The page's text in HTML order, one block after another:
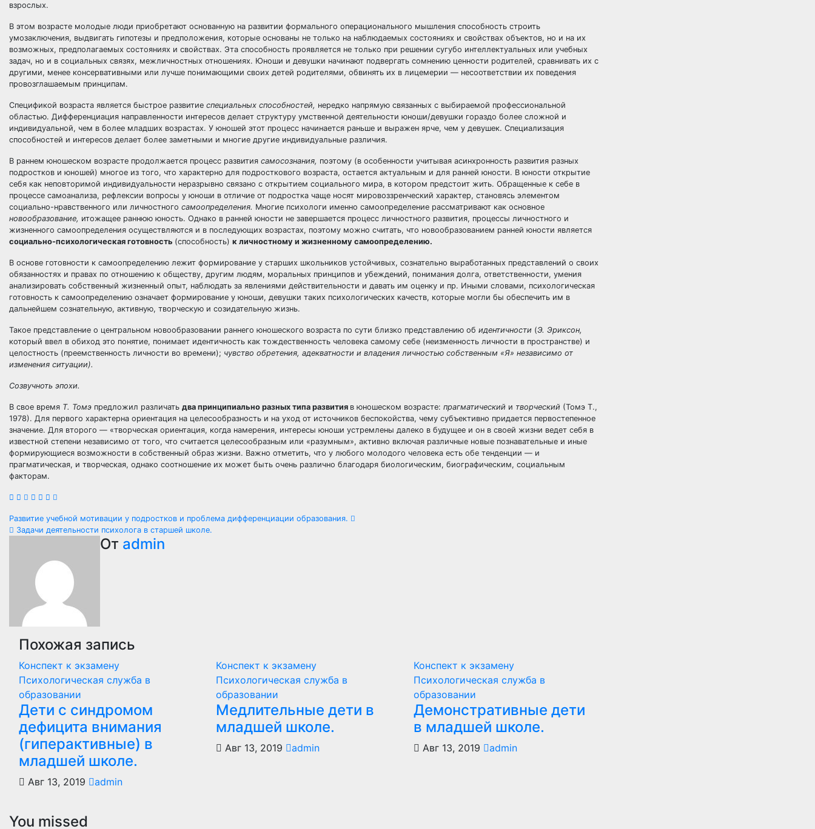
взрослых.
В этом возрасте молодые люди приобретают основанную на развитии формального операционального мышления способность строить
умозаключения, выдвигать гипотезы и предположения, которые основаны не только на наблюдаемых состояниях и свойствах объектов, но и на их
возможных, предполагаемых состояниях и свойствах. Эта способность проявляется не только при решении сугубо интеллектуальных или учебных
задач, но и в социальных связях, межличностных отношениях. Юноши и девушки начинают подвергать сомнению ценности родителей, сравнивать их с
другими, менее консервативными или лучше понимающими своих детей родителями, обвинять их в лицемерии — несоответствии их поведения
провозглашаемым принципам.
Спецификой возраста является быстрое развитие специальных способностей, нередко напрямую связанных с выбираемой профессиональной
областью. Дифференциация направленности интересов делает структуру умственной деятельности юноши/девушки гораздо более сложной и
индивидуальной, чем в более младших возрастах. У юношей этот процесс начинается раньше и выражен ярче, чем у девушек. Специализация
способностей и интересов делает более заметными и многие другие индивидуальные различия.
В раннем юношеском возрасте продолжается процесс развития самосознания, поэтому (в особенности учитывая асинхронность развития разных
подростков и юношей) многое из того, что характерно для подросткового возраста, остается актуальным и для ранней юности. В юности открытие
себя как неповторимой индивидуальности неразрывно связано с открытием социального мира, в котором предстоит жить. Обращенные к себе в
процессе самоанализа, рефлексии вопросы у юноши в отличие от подростка чаще носят мировоззренческий характер, становясь элементом
социально-нравственного или личностного самоопределения. Многие психологи именно самоопределение рассматривают как основное
новообразование, итожащее раннюю юность. Однако в ранней юности не завершается процесс личностного развития, процессы личностного и
жизненного самоопределения осуществляются и в последующих возрастах, поэтому можно считать, что новообразованием ранней юности является
социально-психологическая готовность (способность) к личностному и жизненному самоопределению.
В основе готовности к самоопределению лежит формирование у старших школьников устойчивых, сознательно выработанных представлений о своих
обязанностях и правах по отношению к обществу, другим людям, моральных принципов и убеждений, понимания долга, ответственности, умения
анализировать собственный жизненный опыт, наблюдать за явлениями действительности и давать им оценку и пр. Иными словами, психологическая
готовность к самоопределению означает формирование у юноши, девушки таких психологических качеств, которые могли бы обеспечить им в
дальнейшем сознательную, активную, творческую и созидательную жизнь.
Такое представление о центральном новообразовании раннего юношеского возраста по сути близко представлению об идентичности (Э. Эриксон,
который ввел в обиход это понятие, понимает идентичность как тождественность человека самому себе (неизменность личности в пространстве) и
целостность (преемственность личности во времени); чувство обретения, адекватности и владения личностью собственным «Я» независимо от
изменения ситуации).
Созвучноть эпохи.
В свое время Т. Томэ предложил различать два принципиально разных типа развития в юношеском возрасте: прагматический и творческий (Томэ Т.,
1978). Для первого характерна ориентация на целесообразность и на уход от источников беспокойства, чему субъективно придается первостепенное
значение. Для второго — «творческая ориентация, когда намерения, интересы юноши устремлены далеко в будущее и он в своей жизни ведет себя в
известной степени независимо от того, что считается целесообразным или «разумным», активно включая различные новые познавательные и иные
формирующиеся возможности в собственный образ жизни. Важно отметить, что у любого молодого человека есть обе тенденции — и
прагматическая, и творческая, однако соотношение их может быть очень различно благодаря биологическим, биографическим, социальным
факторам.
Навигация
записям
Развитие учебной мотивации у подростков и проблема дифференциации образования.
Задачи деятельности психолога в старшей школе.
От admin
Похожая запись
Конспект к экзамену
Психологическая служба в
образовании
Дети с синдромом
дефицита внимания
(гиперактивные) в
младшей школе.
Авг 13, 2019 admin
Конспект к экзамену
Психологическая служба в
образовании
Медлительные дети в
младшей школе.
Авг 13, 2019 admin
Конспект к экзамену
Психологическая служба в
образовании
Демонстративные дети
в младшей школе.
Авг 13, 2019 admin
You missed